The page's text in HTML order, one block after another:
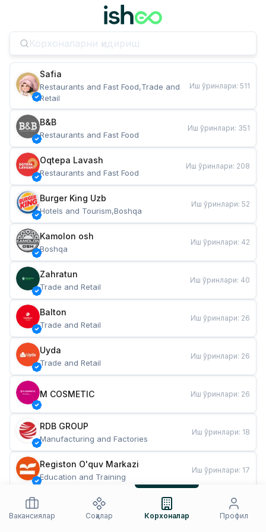
Safia
Restaurants and Fast Food,Trade and
Retail
Иш ўринлари: 511
B&B
Restaurants and Fast Food
Иш ўринлари: 351
Oqtepa Lavash
Restaurants and Fast Food
Иш ўринлари: 208
Burger King Uzb
Hotels and Tourism,Boshqa
Иш ўринлари: 52
Kamolon osh
Boshqa
Иш ўринлари: 42
Zahratun
Trade and Retail
Иш ўринлари: 40
Balton
Trade and Retail
Иш ўринлари: 26
Uyda
Trade and Retail
Иш ўринлари: 26
M COSMETIC Иш ўринлари: 26
RDB GROUP
Manufacturing and Factories
Иш ўринлари: 18
Registon O'quv Markazi
Education and Training
Иш ўринлари: 17
Restaurants and Fast Food
Иш ўринлари
Вакансиялар
Соҳалар Корхоналар Профил